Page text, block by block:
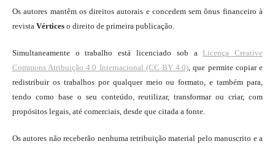
Os autores mantêm os direitos autorais e concedem sem ônus financeiro à
revista Vértices o direito de primeira publicação.
Simultaneamente o trabalho está licenciado sob a Licença Creative
Commons Atribuição 4.0 Internacional (CC BY 4.0), que permite copiar e
redistribuir os trabalhos por qualquer meio ou formato, e também para,
tendo como base o seu conteúdo, reutilizar, transformar ou criar, com
propósitos legais, até comerciais, desde que citada a fonte.
Os autores não receberão nenhuma retribuição material pelo manuscrito e a